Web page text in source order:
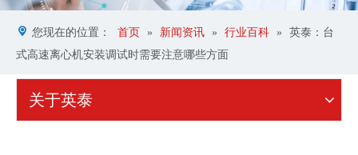
您现在的位置： 首页 » 新闻资讯 » 行业百科 »
英泰：台
式高速离心机安装调试时需要注意哪些方面
关于英泰